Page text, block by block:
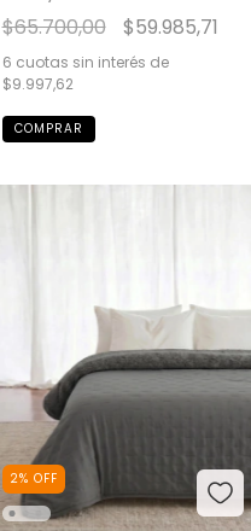
$65.700,00 $59.985,71
6 cuotas sin interés de
$9.997,62
COMPRAR
2% OFF